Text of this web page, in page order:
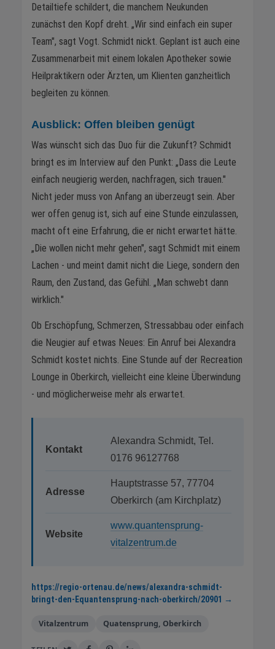
Detailtiefe schildert, die manchem Neukunden
zunächst den Kopf dreht. „Wir sind einfach ein super
Team", sagt Vogt. Schmidt nickt. Geplant ist auch eine
Zusammenarbeit mit einem lokalen Apotheker sowie
Heilpraktikern oder Ärzten, um Klienten ganzheitlich
begleiten zu können.
Ausblick: Offen bleiben genügt
Was wünscht sich das Duo für die Zukunft? Schmidt
bringt es im Interview auf den Punkt: „Dass die Leute
einfach neugierig werden, nachfragen, sich trauen."
Nicht jeder muss von Anfang an überzeugt sein. Aber
wer offen genug ist, sich auf eine Stunde einzulassen,
macht oft eine Erfahrung, die er nicht erwartet hätte.
„Die wollen nicht mehr gehen", sagt Schmidt mit einem
Lachen - und meint damit nicht die Liege, sondern den
Raum, den Zustand, das Gefühl. „Man schwebt dann
wirklich."
Ob Erschöpfung, Schmerzen, Stressabbau oder einfach
die Neugier auf etwas Neues: Ein Anruf bei Alexandra
Schmidt kostet nichts. Eine Stunde auf der Recreation
Lounge in Oberkirch, vielleicht eine kleine Überwindung
- und möglicherweise mehr als erwartet.
Kontakt
Alexandra Schmidt, Tel.
0176 96127768
Adresse
Hauptstrasse 57, 77704
Oberkirch (am Kirchplatz)
Website
www.quantensprung-
vitalzentrum.de
https://regio-ortenau.de/news/alexandra-schmidt-
bringt-den-Equantensprung-nach-oberkirch/20901 →
Vitalzentrum Quatensprung, Oberkirch